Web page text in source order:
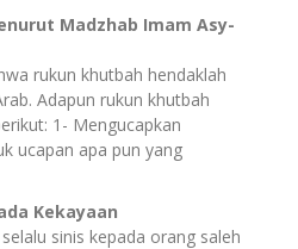
Madzhab Imam Asy-
rukun khutbah hendaklah
Adapun rukun khutbah
1- Mengucapkan
ucapan apa pun yang
Kekayaan
sinis kepada orang saleh